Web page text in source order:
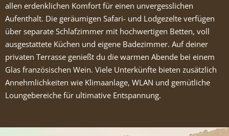
allen erdenklichen Komfort für einen unvergesslichen
Aufenthalt. Die geräumigen Safari- und Lodgezelte verfügen
über separate Schlafzimmer mit hochwertigen Betten, voll
ausgestattete Küchen und eigene Badezimmer. Auf deiner
privaten Terrasse genießt du die warmen Abende bei einem
Glas französischen Wein. Viele Unterkünfte bieten zusätzlich
Annehmlichkeiten wie Klimaanlage, WLAN und gemütliche
Loungebereiche für ultimative Entspannung.